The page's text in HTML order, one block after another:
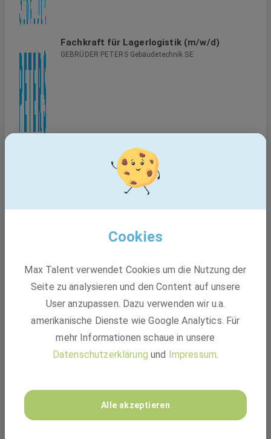
Fachkraft für Lagerlogistik (m/w/d)
GEBRÜDER PETERS Gebäudetechnik SE
Ausbildung zum Informationselektroniker
Cookies
Max Talent verwendet Cookies um die Nutzung der
Seite zu analysieren und den Content auf unsere
User anzupassen. Dazu verwenden wir u.a.
amerikanische Dienste wie Google Analytics. Für
mehr Informationen schaue in unsere
Datenschutzerklärung und Impressum.
Alle akzeptieren